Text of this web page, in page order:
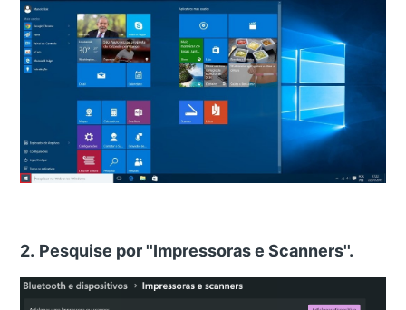
2. Pesquise por ''Impressoras e Scanners''.